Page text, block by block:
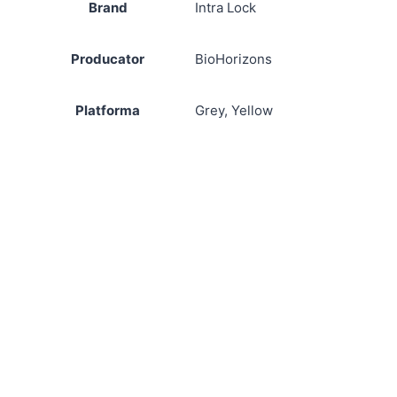
Brand Intra Lock
Producator BioHorizons
Platforma Grey, Yellow